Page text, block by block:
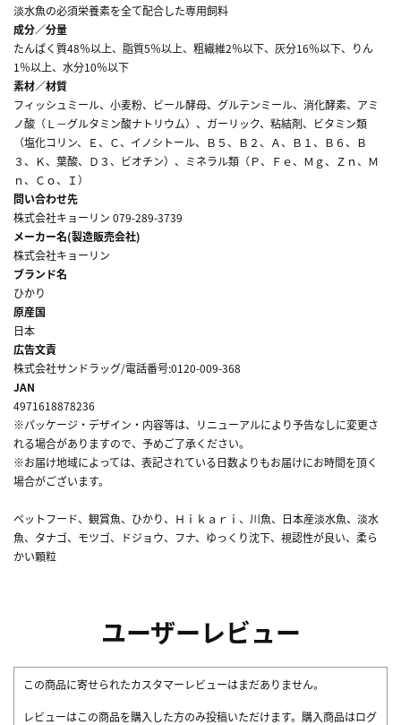
淡水魚の必須栄養素を全て配合した専用飼料
成分／分量
たんぱく質48％以上、脂質5％以上、粗繊維2％以下、灰分16％以下、りん
1％以上、水分10％以下
素材／材質
フィッシュミール、小麦粉、ビール酵母、グルテンミール、消化酵素、アミ
ノ酸（Ｌ－グルタミン酸ナトリウム）、ガーリック、粘結剤、ビタミン類
（塩化コリン、Ｅ、Ｃ、イノシトール、Ｂ５、Ｂ２、Ａ、Ｂ１、Ｂ６、Ｂ
３、Ｋ、葉酸、Ｄ３、ビオチン）、ミネラル類（Ｐ、Ｆｅ、Ｍｇ、Ｚｎ、Ｍ
ｎ、Ｃｏ、Ｉ）
問い合わせ先
株式会社キョーリン 079-289-3739
メーカー名(製造販売会社)
株式会社キョーリン
ブランド名
ひかり
原産国
日本
広告文責
株式会社サンドラッグ/電話番号:0120-009-368
JAN
4971618878236
※パッケージ・デザイン・内容等は、リニューアルにより予告なしに変更さ
れる場合がありますので、予めご了承ください。
※お届け地域によっては、表記されている日数よりもお届けにお時間を頂く
場合がございます。
ペットフード、観賞魚、ひかり、Ｈｉｋａｒｉ、川魚、日本産淡水魚、淡水
魚、タナゴ、モツゴ、ドジョウ、フナ、ゆっくり沈下、視認性が良い、柔ら
かい顆粒
ユーザーレビュー
この商品に寄せられたカスタマーレビューはまだありません。
レビューはこの商品を購入した方のみ投稿いただけます。購入商品はログ